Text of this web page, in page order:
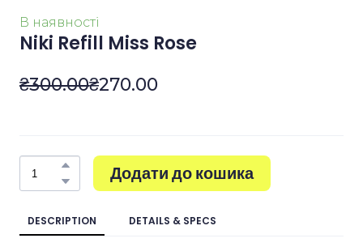
В наявності
Niki Refill Miss Rose
₴300.00₴270.00
Додати до кошика
DESCRIPTION DETAILS & SPECS